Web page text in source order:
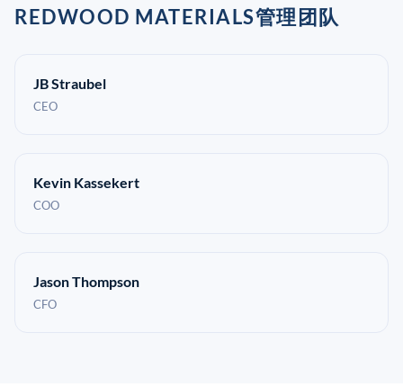
REDWOOD MATERIALS管理团队
JB Straubel
CEO
Kevin Kassekert
COO
Jason Thompson
CFO